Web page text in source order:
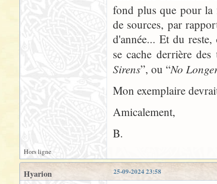
fond plus que pour la
de sources, par
d'année... Et du
se cache derrière
Sirens”, ou “No
Mon exemplaire
Amicalement,
B.
Hors ligne
25-09-2024 23:58
Hyarion